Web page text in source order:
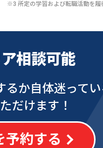
所定の学習および転職活動を履
相談可能
るか自体迷ってい
だけます！
予約する